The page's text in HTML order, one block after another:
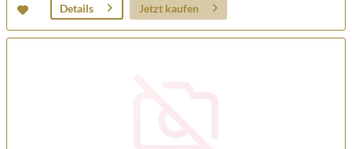
Details
Jetzt kaufen